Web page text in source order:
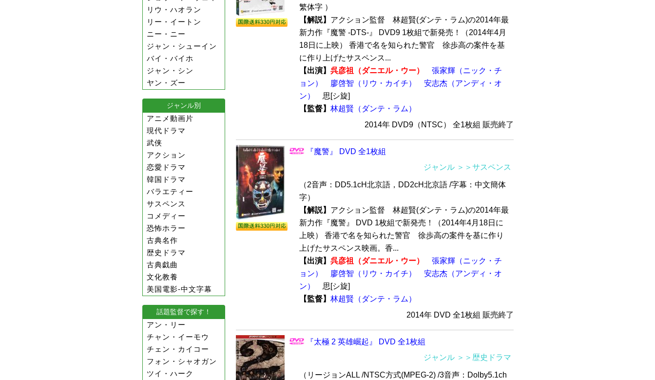
リウ・ハオラン
リー・イートン
ニー・ニー
ジャン・シューイン
バイ・バイホ
ジャン・シン
ヤン・ズー
ジャンル別
アニメ動画片
現代ドラマ
武侠
アクション
恋愛ドラマ
韓国ドラマ
バラエティー
サスペンス
コメディー
恐怖ホラー
古典名作
歴史ドラマ
古典戯曲
文化教養
美国電影-中文字幕
話題監督で探す！
アン・リー
チャン・イーモウ
チェン・カイコー
フォン・シャオガン
ツイ・ハーク
繁体字 ）
【解説】 アクション監督 林超賢(ダンテ・ラム)の2014年最
新力作『魔警 -DTS-』 DVD9 1枚組で新発売！（2014年4月
18日に上映） 香港で名を知られた警官 徐歩高の案件を基
に作り上げたサスペンス...
【出演】 呉彦祖（ダニエル・ウー）
張家輝（ニック・チ
ョン）
廖啓智（リウ・カイチ）
安志杰（アンディ・オ
ン）
思[シ旋]
【監督】 林超賢（ダンテ・ラム）
2014年 DVD9（NTSC） 全1枚組 販売終了
『魔警』 DVD 全1枚組
ジャンル ＞＞サスペンス
（2音声：DD5.1cH北京語，DD2cH北京語 /字幕：中文簡体
字）
【解説】 アクション監督 林超賢(ダンテ・ラム)の2014年最
新力作『魔警』 DVD 1枚組で新発売！（2014年4月18日に
上映） 香港で名を知られた警官 徐歩高の案件を基に作り
上げたサスペンス映画。香...
【出演】 呉彦祖（ダニエル・ウー）
張家輝（ニック・チ
ョン）
廖啓智（リウ・カイチ）
安志杰（アンディ・オ
ン）
思[シ旋]
【監督】 林超賢（ダンテ・ラム）
2014年 DVD 全1枚組 販売終了
『太極 2 英雄崛起』 DVD 全1枚組
ジャンル ＞＞歴史ドラマ
（リージョンALL /NTSC方式(MPEG-2) /3音声：Dolby5.1ch